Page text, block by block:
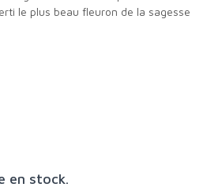
le plus beau fleuron de la sagesse
en stock.